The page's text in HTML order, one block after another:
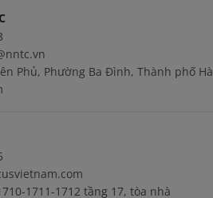
Phủ, Phường Ba Đình, Thành phố Hà
1711-1712 tầng 17, tòa nhà